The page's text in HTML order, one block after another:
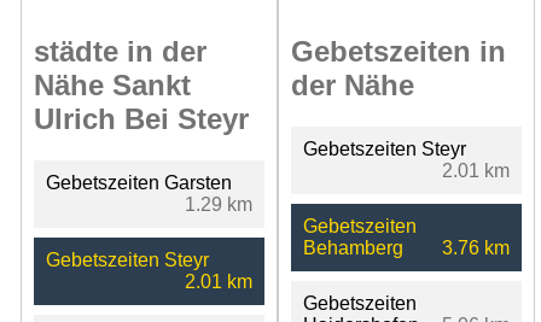
städte in der
Nähe Sankt
Ulrich Bei Steyr
Gebetszeiten Garsten
1.29 km
Gebetszeiten Steyr
2.01 km
Gebetszeiten in
der Nähe
Gebetszeiten Steyr
2.01 km
Gebetszeiten
Behamberg
3.76 km
Gebetszeiten